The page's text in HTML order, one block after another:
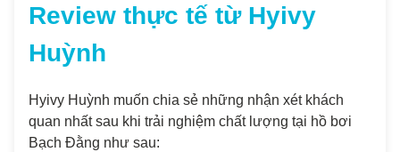
Review thực tế từ Hyivy
Huỳnh
Hyivy Huỳnh muốn chia sẻ những nhận xét khách
quan nhất sau khi trải nghiệm chất lượng tại hồ bơi
Bạch Đằng như sau: